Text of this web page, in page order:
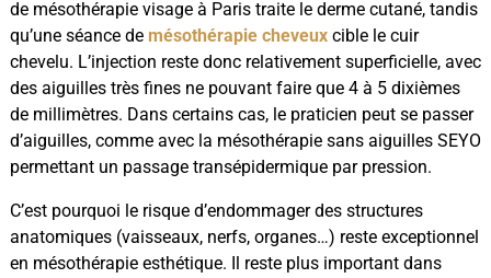
de mésothérapie visage à Paris traite le derme cutané, tandis
qu’une séance de mésothérapie cheveuxcible le cuir
chevelu. L’injection reste donc relativement superficielle, avec
des aiguilles très fines ne pouvant faire que 4 à 5 dixièmes
de millimètres. Dans certains cas, le praticien peut se passer
d’aiguilles, comme avec la mésothérapie sans aiguilles SEYO
permettant un passage transépidermique par pression.
C’est pourquoi le risque d’endommager des structures
anatomiques (vaisseaux, nerfs, organes…) reste exceptionnel
en mésothérapie esthétique. Il reste plus important dans